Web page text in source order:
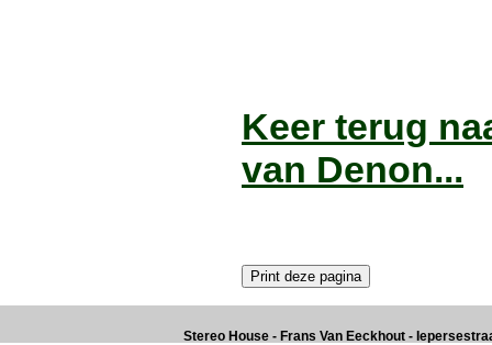
Keer terug
van Denon...
Stereo House - Frans Van Eeckhout -